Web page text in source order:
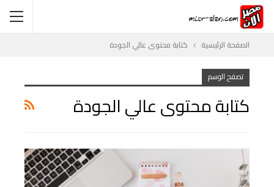
الصفحة الرئيسية كتابة محتوى عالي الجودة
تصفح الوسم
كتابة محتوى عالي الجودة